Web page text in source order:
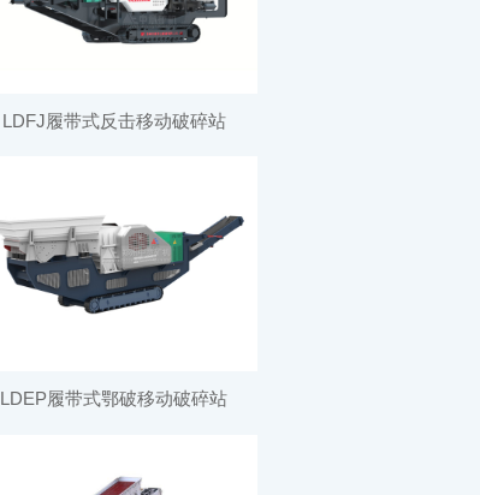
LDFJ履带式反击移动破碎站
LDEP履带式鄂破移动破碎站